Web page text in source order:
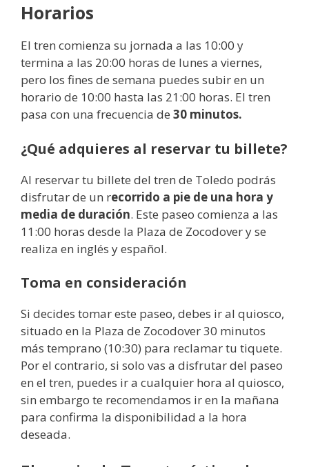
Horarios
El tren comienza su jornada a las 10:00 y
termina a las 20:00 horas de lunes a viernes,
pero los fines de semana puedes subir en un
horario de 10:00 hasta las 21:00 horas. El tren
pasa con una frecuencia de 30 minutos.
¿Qué adquieres al reservar tu billete?
Al reservar tu billete del tren de Toledo podrás
disfrutar de un recorrido a pie de una hora y
media de duración. Este paseo comienza a las
11:00 horas desde la Plaza de Zocodover y se
realiza en inglés y español.
Toma en consideración
Si decides tomar este paseo, debes ir al quiosco,
situado en la Plaza de Zocodover 30 minutos
más temprano (10:30) para reclamar tu tiquete.
Por el contrario, si solo vas a disfrutar del paseo
en el tren, puedes ir a cualquier hora al quiosco,
sin embargo te recomendamos ir en la mañana
para confirma la disponibilidad a la hora
deseada.